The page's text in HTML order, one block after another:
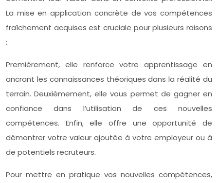
La mise en application concrète de vos compétences
fraîchement acquises est cruciale pour plusieurs raisons
:
Premièrement, elle renforce votre apprentissage en
ancrant les connaissances théoriques dans la réalité du
terrain. Deuxièmement, elle vous permet de gagner en
confiance dans l’utilisation de ces nouvelles
compétences. Enfin, elle offre une opportunité de
démontrer votre valeur ajoutée à votre employeur ou à
de potentiels recruteurs.
Pour mettre en pratique vos nouvelles compétences,